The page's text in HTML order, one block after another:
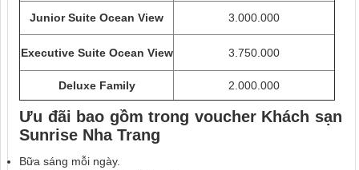
Junior Suite Ocean View 3.000.000
Executive Suite Ocean View 3.750.000
Deluxe Family 2.000.000
Ưu đãi bao gồm trong voucher Khách sạn
Sunrise Nha Trang
Bữa sáng mỗi ngày.